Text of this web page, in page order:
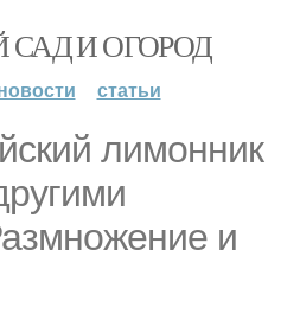
САД И ОГОРОД
статьи
лимонник
и